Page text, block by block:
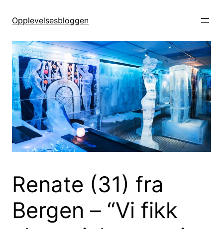
Opplevelsesbloggen
Renate (31) fra
Bergen – “Vi fikk